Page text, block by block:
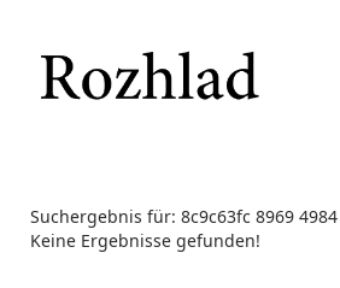
Suchergebnis für: 8c9c63fc 8969
Keine Ergebnisse gefunden!